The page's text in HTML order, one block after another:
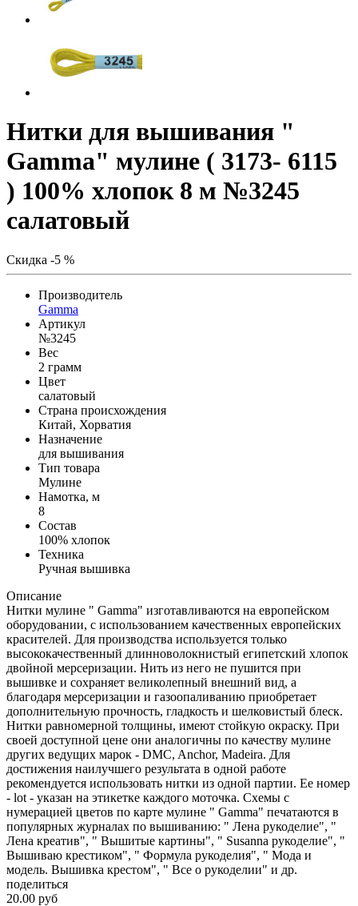
Нитки для вышивания "
Gamma" мулине ( 3173- 6115
) 100% хлопок 8 м №3245
салатовый
Скидка -5 %
Производитель
Gamma
Артикул
№3245
Вес
2 грамм
Цвет
салатовый
Страна происхождения
Китай, Хорватия
Назначение
для вышивания
Тип товара
Мулине
Намотка, м
8
Состав
100% хлопок
Техника
Ручная вышивка
Описание
Нитки мулине " Gamma" изготавливаются на европейском
оборудовании, с использованием качественных европейских
красителей. Для производства используется только
высококачественный длинноволокнистый египетский хлопок
двойной мерсеризации. Нить из него не пушится при
вышивке и сохраняет великолепный внешний вид, а
благодаря мерсеризации и газоопаливанию приобретает
дополнительную прочность, гладкость и шелковистый блеск.
Нитки равномерной толщины, имеют стойкую окраску. При
своей доступной цене они аналогичны по качеству мулине
других ведущих марок - DMC, Anchor, Madeira. Для
достижения наилучшего результата в одной работе
рекомендуется использовать нитки из одной партии. Ее номер
- lot - указан на этикетке каждого моточка. Схемы с
нумерацией цветов по карте мулине " Gamma" печатаются в
популярных журналах по вышиванию: " Лена рукоделие", "
Лена креатив", " Вышитые картины", " Susanna рукоделие", "
Вышиваю крестиком", " Формула рукоделия", " Мода и
модель. Вышивка крестом", " Все о рукоделии" и др.
поделиться
20.00 руб